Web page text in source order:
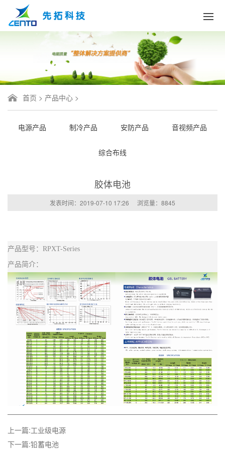
首页 > 产品中心 >
电源产品 制冷产品 安防产品 音视频产品
综合布线
胶体电池
发表时间：2019-07-10 17:26 浏览量：8845
产品型号：RPXT-Series
产品简介：
上一篇:工业级电源
下一篇:铅蓄电池